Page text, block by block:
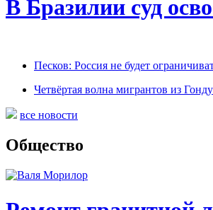
В Бразилии суд
Песков: Россия не будет
Четвёртая волна мигрантов из
все новости
Общество